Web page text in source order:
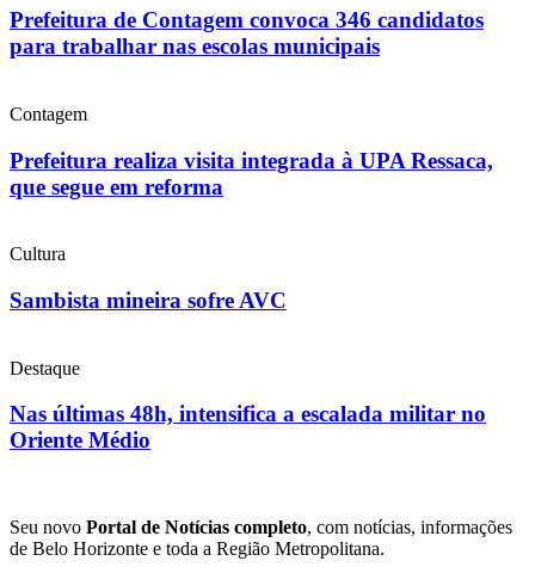
Prefeitura de Contagem convoca 346 candidatos
para trabalhar nas escolas municipais
Contagem
Prefeitura realiza visita integrada à UPA Ressaca,
que segue em reforma
Cultura
Sambista mineira sofre AVC
Destaque
Nas últimas 48h, intensifica a escalada militar no
Oriente Médio
Seu novo Portal de Notícias completo, com notícias, informações
de Belo Horizonte e toda a Região Metropolitana.